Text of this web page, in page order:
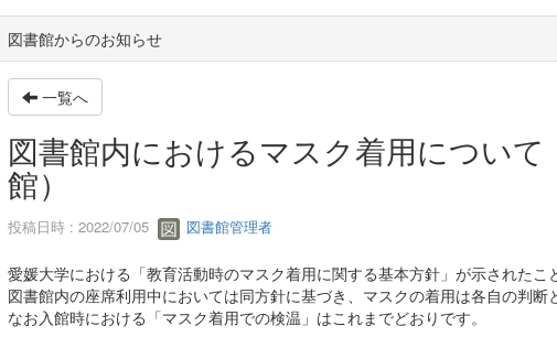
図書館からのお知らせ
一覧へ
図書館内におけるマスク着用について
館）
投稿日時 : 2022/07/05 図書館管理者
愛媛大学における「教育活動時のマスク着用に関する基本方針」が示されたこ
図書館内の座席利用中においては同方針に基づき、マスクの着用は各自の判断
なお入館時における「マスク着用での検温」はこれまでどおりです。